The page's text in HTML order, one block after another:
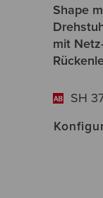
Shape
mit
SH